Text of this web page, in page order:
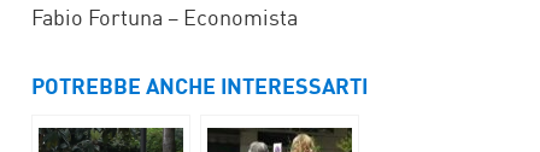
Fabio Fortuna – Economista
POTREBBE ANCHE INTERESSARTI